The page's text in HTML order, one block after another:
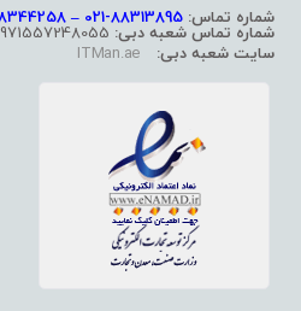
شماره تماس: 88313895-021 – 88344258 -021 – 88867568-021
شماره تماس شعبه دبی:971557248055+
سایت شعبه دبی: ITMan.ae